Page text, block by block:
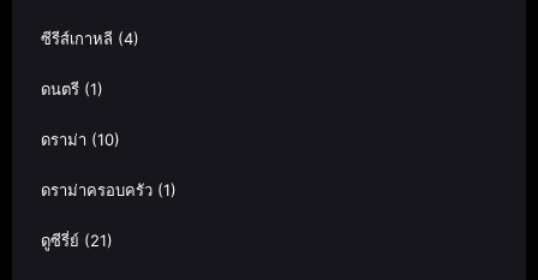
ซีรีส์เกาหลี (4)
ดนตรี (1)
ดราม่า (10)
ดราม่าครอบครัว (1)
ดูซีรี่ย์ (21)